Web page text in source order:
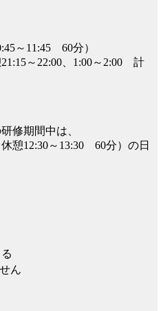
～11:45 60分）
～22:00、1:00～2:00 計
修期間中は、
憩12:30～13:30 60分）の日
ん